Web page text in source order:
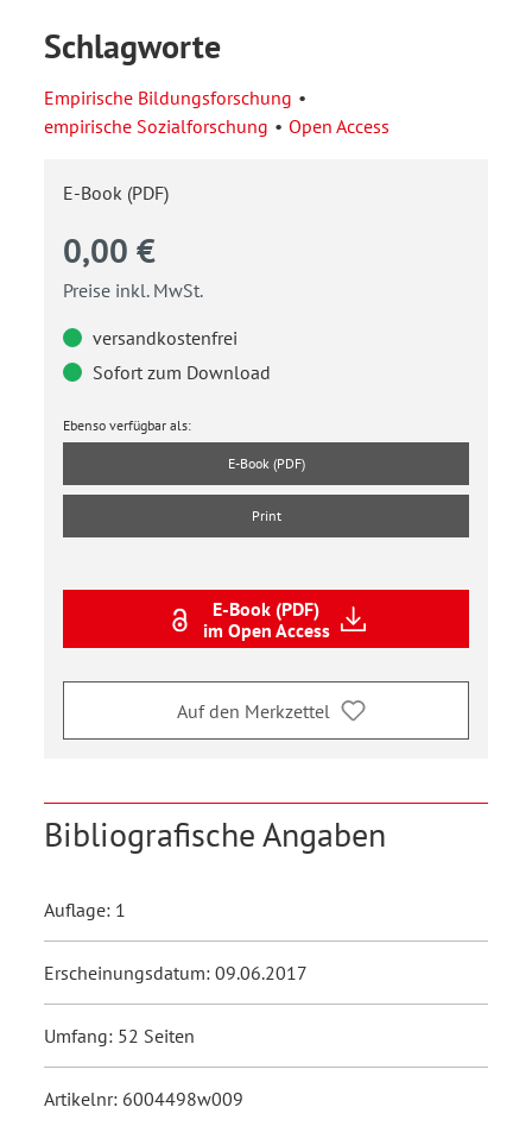
Schlagworte
Empirische Bildungsforschung
empirische Sozialforschung
Open Access
E-Book (PDF)
0,00 €
Preise inkl. MwSt.
versandkostenfrei
Sofort zum Download
Ebenso verfügbar als:
E-Book (PDF)
Print
E-Book (PDF)
im Open Access
Auf den Merkzettel
Bibliografische Angaben
Auflage: 1
Erscheinungsdatum: 09.06.2017
Umfang: 52 Seiten
Artikelnr: 6004498w009